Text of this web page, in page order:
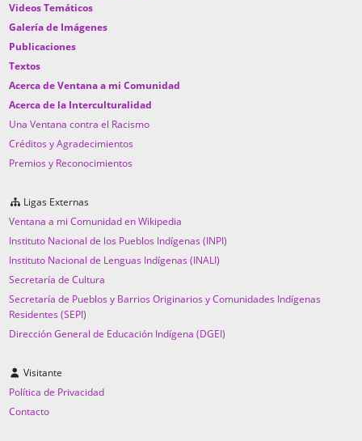
Videos Temáticos
Galería de Imágenes
Publicaciones
Textos
Acerca de Ventana a mi Comunidad
Acerca de la Interculturalidad
Una Ventana contra el Racismo
Créditos y Agradecimientos
Premios y Reconocimientos
Ligas Externas
Ventana a mi Comunidad en Wikipedia
Instituto Nacional de los Pueblos Indígenas (INPI)
Instituto Nacional de Lenguas Indígenas (INALI)
Secretaría de Cultura
Secretaría de Pueblos y Barrios Originarios y Comunidades Indígenas
Residentes (SEPI)
Dirección General de Educación Indígena (DGEI)
Visitante
Política de Privacidad
Contacto